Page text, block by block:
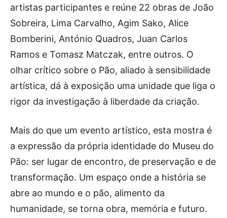
artistas participantes e reúne 22 obras de João
Sobreira, Lima Carvalho, Agim Sako, Alice
Bomberini, António Quadros, Juan Carlos
Ramos e Tomasz Matczak, entre outros. O
olhar crítico sobre o Pão, aliado à sensibilidade
artística, dá à exposição uma unidade que liga o
rigor da investigação à liberdade da criação.
Mais do que um evento artístico, esta mostra é
a expressão da própria identidade do Museu do
Pão: ser lugar de encontro, de preservação e de
transformação. Um espaço onde a história se
abre ao mundo e o pão, alimento da
humanidade, se torna obra, memória e futuro.